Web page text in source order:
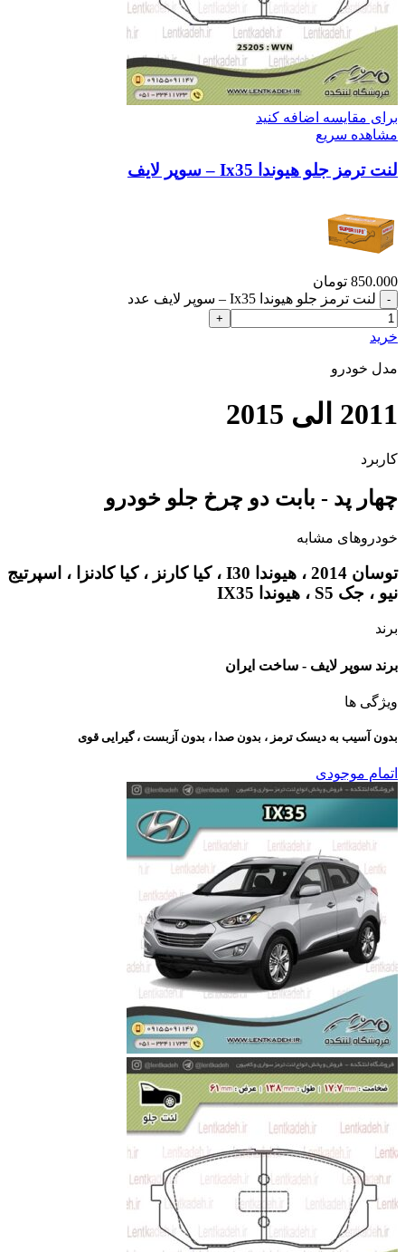
برای مقایسه اضافه کنید
مشاهده سریع
لنت ترمز جلو هیوندا Ix35 – سوپر لایف
850.000 تومان
لنت ترمز جلو هیوندا Ix35 – سوپر لایف عدد
خرید
مدل خودرو
2011 الی 2015
کاربرد
چهار پد - بابت دو چرخ جلو خودرو
خودروهای مشابه
توسان 2014 ، هیوندا I30 ، کیا کارنز ، کیا کادنزا ، اسپرتیج
نیو ، جک S5 ، هیوندا IX35
برند
برند سوپر لایف - ساخت ایران
ویژگی ها
بدون آسیب به دیسک ترمز ، بدون صدا ، بدون آزبست ، گیرایی قوی​
اتمام موجودی